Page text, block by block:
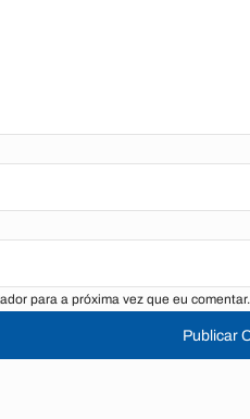
para a próxima vez que eu comentar.
Publicar